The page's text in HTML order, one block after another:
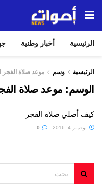
الرئيسية أخبار وطنية
الرئيسية وسم موعد صلاة الفجر
الوسم: موعد صلاة
كيف أصلي صلاة الفجر
نوفمبر 4, 2016